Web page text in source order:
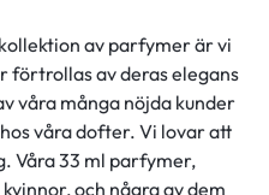
av parfymer är vi
förtrollas av deras elegans
våra många nöjda kunder
våra dofter. Vi lovar att
Våra 33 ml parfymer,
och några av dem